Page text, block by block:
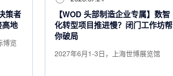
策者
地
博览
【WOD 头部制造企业专属】数智
化转型项目推进慢？闭门工作坊帮
你破局
2027年6月1-3日，上海世博展览馆